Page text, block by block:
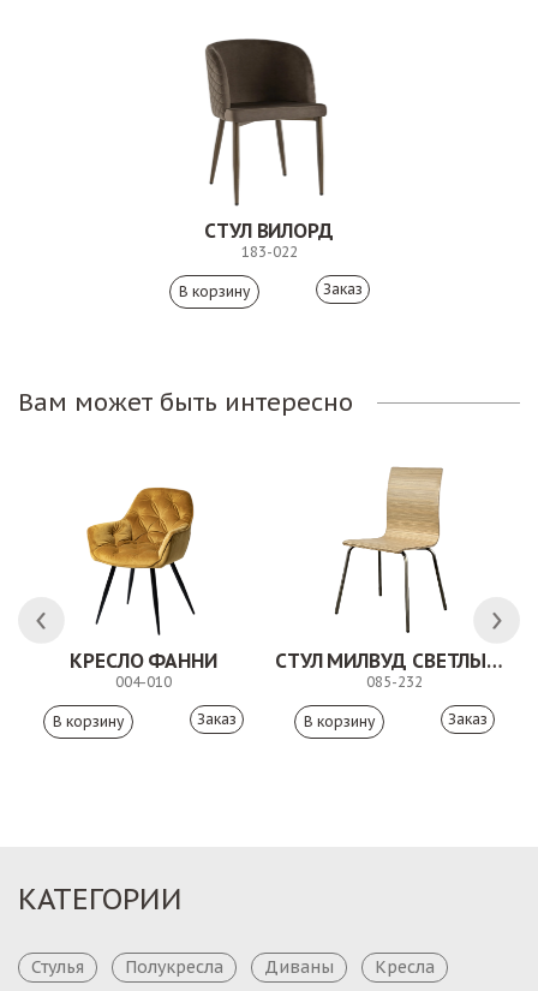
СТУЛ ВИЛОРД
183-022
Заказ
Вам может быть интересно
КРЕСЛО ФАННИ
004-010
Заказ
СТУЛ МИЛВУД СВЕТЛЫЙ ШЕЛК
085-232
Заказ
КАТЕГОРИИ
Стулья Полукресла Диваны
Кресла